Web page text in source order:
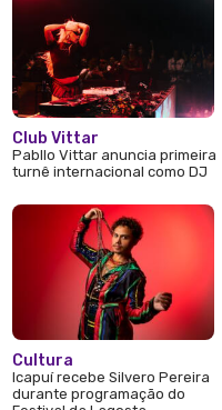
Club Vittar
Pabllo Vittar anuncia primeira
turnê internacional como DJ
Cultura
Icapuí recebe Silvero Pereira
durante programação do